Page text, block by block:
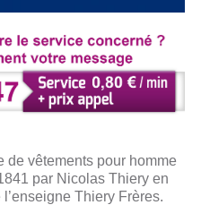
de vêtements pour homme
par Nicolas Thiery en
Thiery Frères.